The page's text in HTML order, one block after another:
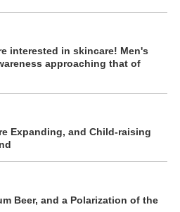
interested in skincare! Men's
approaching that of
Expanding, and Child-raising
Beer, and a Polarization of the